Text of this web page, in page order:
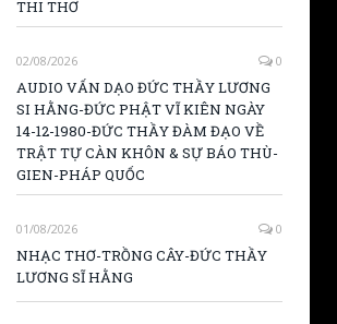
THI THƠ
02/08/2026 0
AUDIO VẤN DẠO ĐỨC THẦY LƯƠNG
SI HẰNG-ĐỨC PHẬT VĨ KIÊN NGÀY
14-12-1980-ĐỨC THẦY ĐÀM ĐẠO VỀ
TRẬT TỰ CÀN KHÔN & SỰ BÁO THÙ-
GIEN-PHÁP QUỐC
01/08/2026 0
NHẠC THƠ-TRỒNG CÂY-ĐỨC THẦY
LƯƠNG SĨ HẰNG